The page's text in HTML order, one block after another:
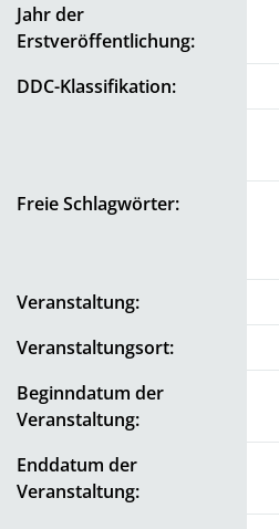
Jahr der
Erstveröffentlichung:
DDC-Klassifikation:
Freie Schlagwörter:
Veranstaltung:
Veranstaltungsort:
Beginndatum der
Veranstaltung:
Enddatum der
Veranstaltung: